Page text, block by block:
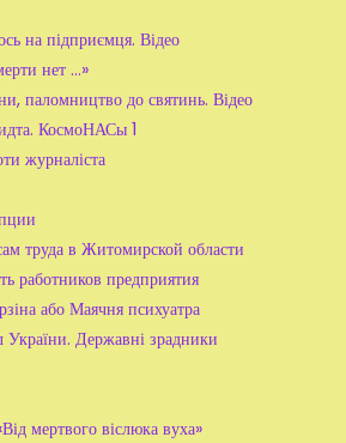
на підприємця. Відео
нет ...»
паломництво до святинь. Відео
КосмоНАСы 1
журналіста
труда в Житомирской области
работников предприятия
або Маячня психуатра
України. Державні зрадники
мертвого віслюка вуха»